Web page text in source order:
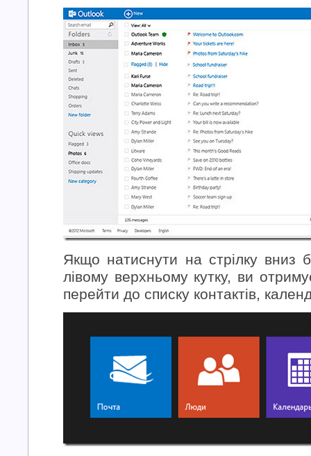
Якщо натиснути на стрілку вниз
лівому верхньому кутку, ви
перейти до списку контактів,